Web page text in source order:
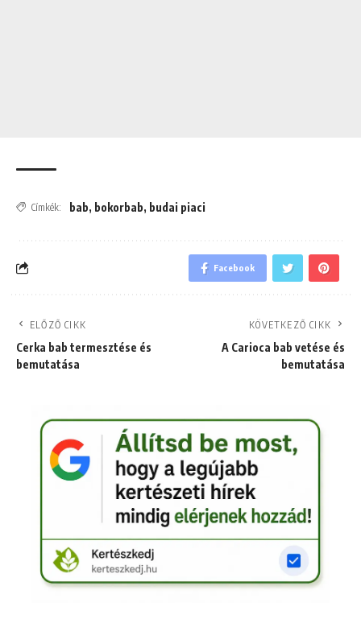
Címkék: bab, bokorbab, budai piaci
Facebook
ELŐZŐ CIKK
Cerka bab termesztése és
bemutatása
KÖVETKEZŐ CIKK
A Carioca bab vetése és
bemutatása